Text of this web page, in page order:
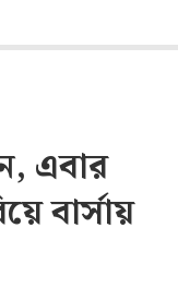
এবার
বার্সায়